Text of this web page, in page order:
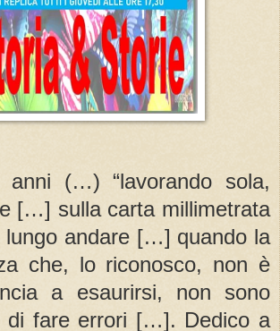
anni (…) “lavorando sola,
[…] sulla carta millimetrata
lungo andare […] quando la
che, lo riconosco, non è
a esaurirsi, non sono
di fare errori […]. Dedico a